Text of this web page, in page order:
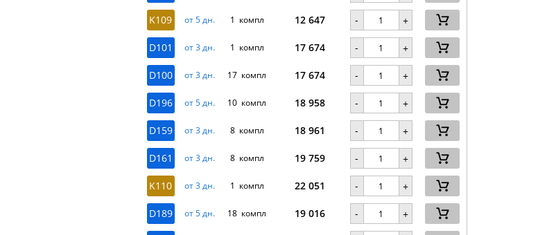
K109 от 5 дн. 1 компл 12 647 - +
D101 от 3 дн. 1 компл 17 674 - +
D100 от 3 дн. 17 компл 17 674 - +
D196 от 5 дн. 10 компл 18 958 - +
D159 от 3 дн. 8 компл 18 961 - +
D161 от 3 дн. 8 компл 19 759 - +
K110 от 3 дн. 1 компл 22 051 - +
D189 от 5 дн. 18 компл 19 016 - +